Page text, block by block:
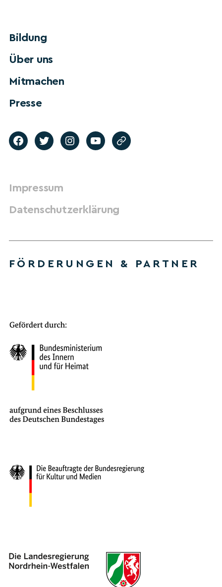
Bildung
Über uns
Mitmachen
Presse
Impressum
Datenschutzerklärung
FÖRDERUNGEN & PARTNER